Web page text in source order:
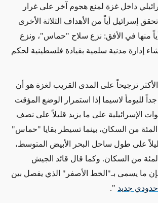
داخل غزة لمنع هجوم آخر على غرار
ولم تحقق إسرائيل أياً من الأهداف الثلاثة الأخرى
منها في الأفق: نزع سلاح "حماس"، ونزع
إدارة مدنية سلمية بقيادة فلسطينية لحكم
ترجيحاً على المدى القريب لغزة هو أن
لليومأ لاسيما إذا
استمرار الوضع المؤقت
الإسرائيلية على ما يزيد قليلاً على نصف
مع نحو 15 في المئة من السكان، بينما تسيطر بقايا "حماس"
على طول ساحل البحر الأبيض المتوسط،
نحو 85 في المئة من السكان. وكما قال قائد الجيش
فإن ما يسمى بـ"الخط الأصفر" الذي يفصل بين
جديد ".